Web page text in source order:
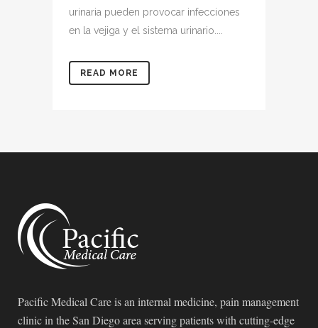
urinaria pueden provocar infecciones
en la vejiga y el sistema urinario....
READ MORE
Pacific Medical Care is an internal medicine, pain management
clinic in the San Diego area serving patients with cutting-edge